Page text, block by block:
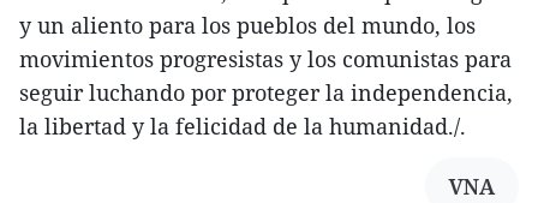
y un aliento para los pueblos del mundo, los
movimientos progresistas y los comunistas para
seguir luchando por proteger la independencia,
la libertad y la felicidad de la humanidad./.
VNA